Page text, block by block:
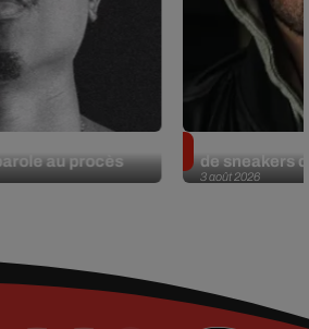
au procès
3 août 2026
de sneakers